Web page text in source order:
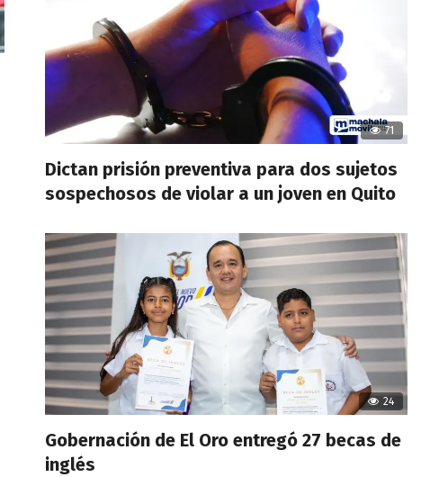
71
Dictan prisión preventiva para dos sujetos
sospechosos de violar a un joven en Quito
24
Gobernación de El Oro entregó 27 becas de
inglés